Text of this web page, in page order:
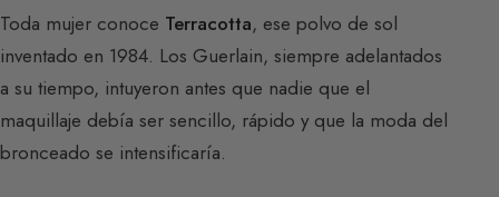
Toda mujer conoce Terracotta, ese polvo de sol
inventado en 1984. Los Guerlain, siempre adelantados
a su tiempo, intuyeron antes que nadie que el
maquillaje debía ser sencillo, rápido y que la moda del
bronceado se intensificaría.